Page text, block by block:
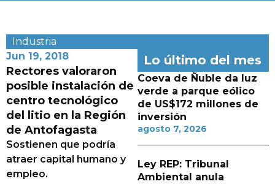
Industria
Jun 19, 2018
Rectores valoraron
posible instalación de
centro tecnológico
del litio en la Región
de Antofagasta
Sostienen que podría
atraer capital humano y
empleo.
Lo último del mes
Coeva de Ñuble da luz
verde a parque eólico
de US$172 millones de
inversión
agosto 7, 2026
Ley REP: Tribunal
Ambiental anula